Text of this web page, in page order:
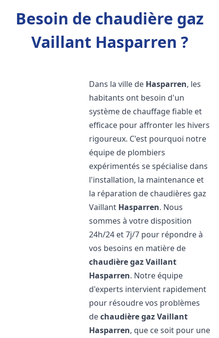
Besoin de chaudière gaz
Vaillant Hasparren ?
Dans la ville de Hasparren, les
habitants ont besoin d'un
système de chauffage fiable et
efficace pour affronter les hivers
rigoureux. C'est pourquoi notre
équipe de plombiers
expérimentés se spécialise dans
l'installation, la maintenance et
la réparation de chaudières gaz
Vaillant Hasparren. Nous
sommes à votre disposition
24h/24 et 7j/7 pour répondre à
vos besoins en matière de
chaudière gaz Vaillant
Hasparren. Notre équipe
d'experts intervient rapidement
pour résoudre vos problèmes
dechaudière gaz Vaillant
Hasparren, que ce soit pour une